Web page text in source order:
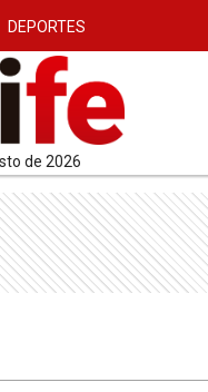
DEPORTES
de 2026